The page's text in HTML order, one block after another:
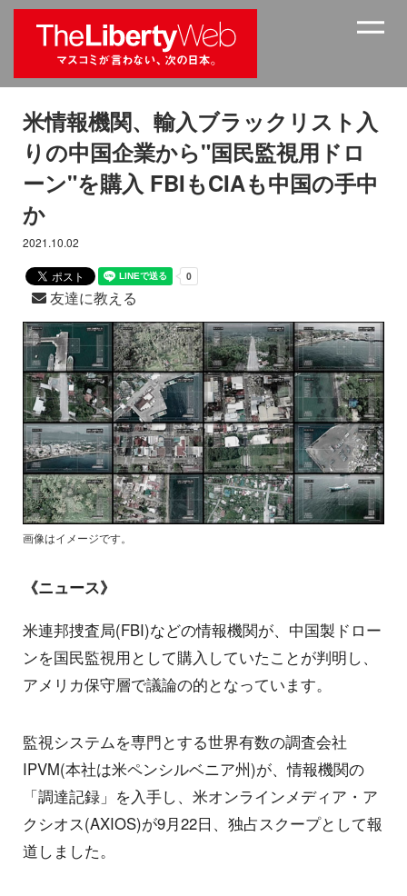
米情報機関、輸入ブラックリスト入
りの中国企業から"国民監視用ドロ
ーン"を購入 FBIもCIAも中国の手中
か
2021.10.02
友達に教える
画像はイメージです。
《ニュース》
米連邦捜査局(FBI)などの情報機関が、中国製ドロー
ンを国民監視用として購入していたことが判明し、
アメリカ保守層で議論の的となっています。
監視システムを専門とする世界有数の調査会社
IPVM(本社は米ペンシルベニア州)が、情報機関の
「調達記録」を入手し、米オンラインメディア・ア
クシオス(AXIOS)が9月22日、独占スクープとして報
道しました。